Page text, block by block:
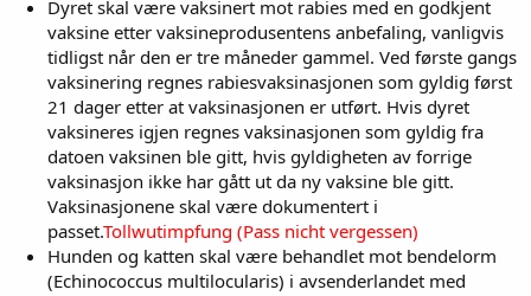
Dyret skal være vaksinert mot rabies med en godkjent
vaksine etter vaksineprodusentens anbefaling, vanligvis
tidligst når den er tre måneder gammel. Ved første gangs
vaksinering regnes rabiesvaksinasjonen som gyldig først
21 dager etter at vaksinasjonen er utført. Hvis dyret
vaksineres igjen regnes vaksinasjonen som gyldig fra
datoen vaksinen ble gitt, hvis gyldigheten av forrige
vaksinasjon ikke har gått ut da ny vaksine ble gitt.
Vaksinasjonene skal være dokumentert i
passet.Tollwutimpfung (Pass nicht vergessen)
Hunden og katten skal være behandlet mot bendelorm
(Echinococcus multilocularis) i avsenderlandet med